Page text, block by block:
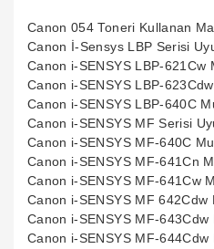
Canon 054 Toneri Kullanan
Canon İ-Sensys LBP Serisi
Canon i-SENSYS LBP-621Cw
Canon i-SENSYS LBP-
Canon i-SENSYS LBP-640C
Canon i-SENSYS MF Serisi
Canon i-SENSYS MF-640C
Canon i-SENSYS MF-641Cn
Canon i-SENSYS MF-641Cw
Canon i-SENSYS MF 642Cdw
Canon i-SENSYS MF-643Cdw
Canon i-SENSYS MF-644Cdw